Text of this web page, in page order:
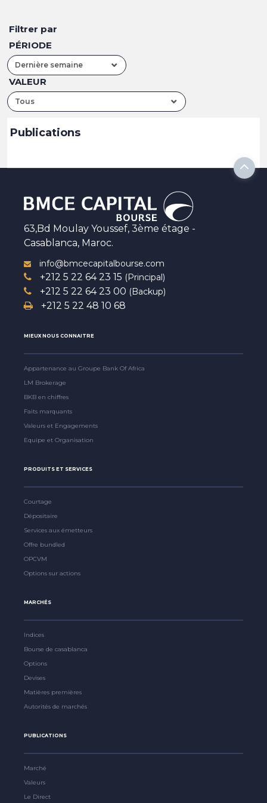
Filtrer par
PÉRIODE
Dernière semaine
VALEUR
Tous
Publications
63,Bd Moulay Youssef, 3ème étage -
Casablanca, Maroc.
info@bmcecapitalbourse.com
+212 5 22 64 23 15 (Principal)
+212 5 22 64 23 00 (Backup)
+212 5 22 48 10 68
MIEUX NOUS CONNAITRE
Appartenance au Groupe Bank Of Africa
LM Brokerage
BKB en chiffres
Faits marquants
Valeurs et Engagements
Equipe et Organisation
PRODUITS ET SERVICES
Courtage
Dépositaire
Services aux émetteurs
Offre bundled
OPCVM
Options sur actions
MARCHÉS
Indices
Bourse de casablanca
Options
Devises
Matières premières
Autorités de marchés
PUBLICATIONS
Marché
Valeurs
Le Direct